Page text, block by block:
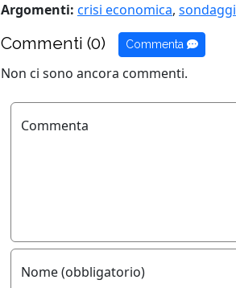
Argomenti: crisi economica, sondaggi
Commenti (0) Commenta
Non ci sono ancora commenti.
Commenta
Nome (obbligatorio)